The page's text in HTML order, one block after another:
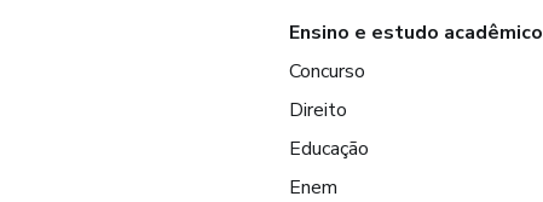
Ensino e estudo acadêmico
Concurso
Direito
Educação
Enem